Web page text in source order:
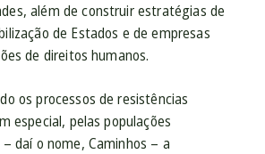
além de construir estratégias de
de Estados e de empresas
de direitos humanos.
os processos de resistências
especial, pelas populações
daí o nome, Caminhos – a